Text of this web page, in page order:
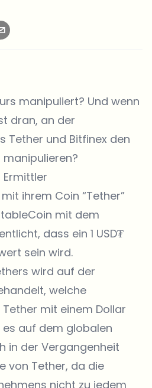
manipuliert? Und wenn
dran, an der
Tether und Bitfinex den
Ermittler
ihrem Coin “Tether”
mit dem
dass ein 1 USD₮
sein wird.
wird auf der
welche
mit einem Dollar
auf dem globalen
in der Vergangenheit
von Tether, da die
nicht zu jedem